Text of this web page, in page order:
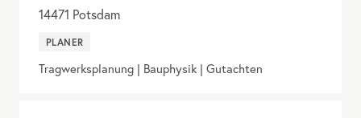
14471 Potsdam
PLANER
Tragwerksplanung | Bauphysik | Gutachten